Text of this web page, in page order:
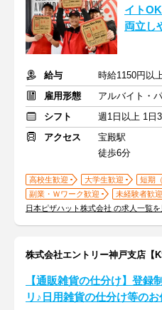
イト
両立し
給与
時給1150円以
雇用形態
アルバイト・
シフト
週1日以上 1日
アクセス
宝殿駅
徒歩6分
高校生歓迎 大学生歓迎
短期
副業・Ｗワーク歓迎
未経験者歓迎
日本ピザハット株式会社 の求人一覧を
株式会社エントリー神戸支店【
【通販雑貨の仕分け】登
リ♪日用雑貨の仕分け等のお